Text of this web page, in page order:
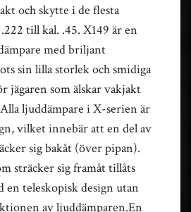
och skytte i de flesta
till kal. .45. X149 är en
med briljant
sin lilla storlek och smidiga
jägaren som älskar vakjakt
ljuddämpare i X-serien är
vilket innebär att en del av
sig bakåt (över pipan).
sträcker sig framåt tillåts
en teleskopisk design utan
av ljuddämparen.En